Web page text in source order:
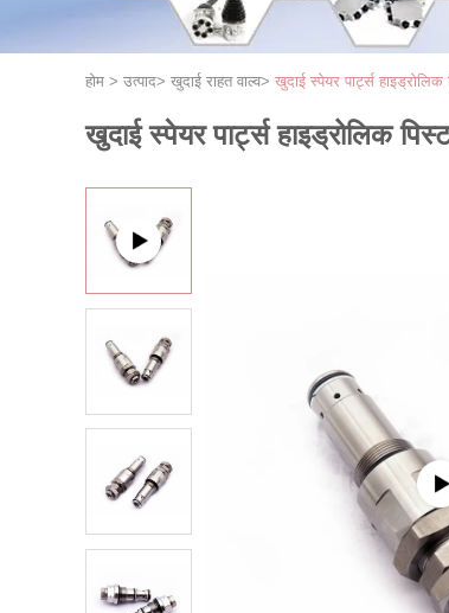
होम > उत्पाद> खुदाई राहत वाल्व> खुदाई स्पेयर पार्ट्स
खुदाई स्पेयर पार्ट्स हाइड्रोलिक